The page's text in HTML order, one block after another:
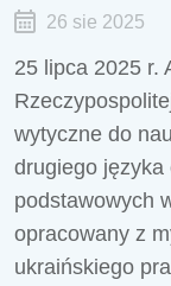
26 sie 2025
25 lipca 2025 r.
wytyczne do
drugiego języka
podstawowych
opracowany z
ukraińskiego